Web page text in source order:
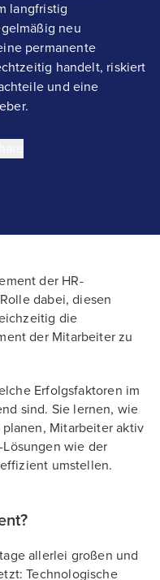
langfristig
neu
permanente
handelt, riskiert
und eine
der HR-
dabei, diesen
die
der Mitarbeiter zu
Erfolgsfaktoren im
sind. Sie lernen, wie
Mitarbeiter aktiv
wie der
umstellen.
allerlei großen und
Technologische